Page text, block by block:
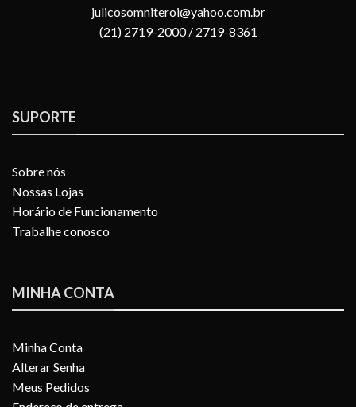
julicosomniteroi@yahoo.com.br
(21) 2719-2000 / 2719-8361
SUPORTE
Sobre nós
Nossas Lojas
Horário de Funcionamento
Trabalhe conosco
MINHA CONTA
Minha Conta
Alterar Senha
Meus Pedidos